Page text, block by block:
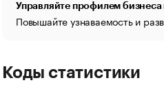
Управляйте профилем бизнеса
Повышайте узнаваемость и
Коды статистики